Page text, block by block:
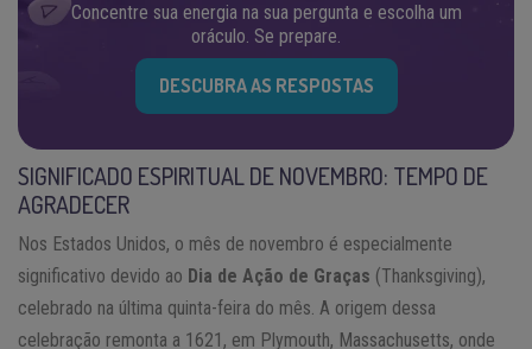
Concentre sua energia na sua pergunta e escolha um
oráculo. Se prepare.
DESCUBRA AS RESPOSTAS
SIGNIFICADO ESPIRITUAL DE NOVEMBRO: TEMPO DE
AGRADECER
Nos Estados Unidos, o mês de novembro é especialmente
significativo devido ao Dia de Ação de Graças (Thanksgiving),
celebrado na última quinta-feira do mês. A origem dessa
celebração remonta a 1621, em Plymouth, Massachusetts, onde